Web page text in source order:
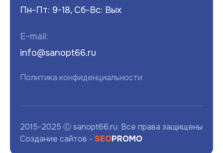
Пн-Пт: 9-18, Сб-Вс: Вых
E-mail:
info@sanopt66.ru
Политика конфиденциальности
2015-2025 Ⓒ sanopt66.ru. Все права защищены
Создание сайтов - SEOPROMO